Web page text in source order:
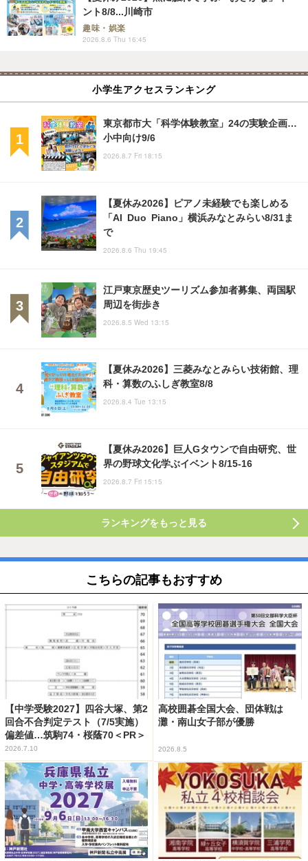
ント8/8...川崎市
趣味・娯楽
2026.8.6 Thu 16:45
小学生アクセスランキング
東京都市大「科学体験教室」24の実験企画…
小中向け9/6
2026.8.7 Fri 18:15
【夏休み2026】ピアノ未経験でも楽しめる
「AI Duo Piano」横浜みなとみらい8/31ま
で
2026.8.6 Thu 19:45
江戸東京歴史ツーリズム参加者募集、両国駅
周辺を街歩き
2026.8.5 Wed 13:15
【夏休み2026】三菱みなとみらい技術館、理
科・算数のふしぎ教室8/8
2026.8.4 Tue 13:15
【夏休み2026】巨人Gタウンで自由研究、世
界の野球文化学ぶイベント8/15-16
2026.8.7 Fri 15:15
ランキングをもっと見る
こちらの記事もおすすめ
【中学受験2027】四谷大塚、第2
回合不合判定テスト（7/5実施）
偏差値…筑駒74・桜蔭70＜PR＞
2026.7.10
高校囲碁全国大会、団体戦は
灘・南山女子部が優勝
2026.8.5